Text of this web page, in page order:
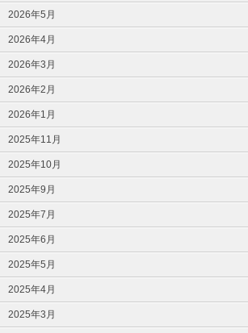
2026年5月
2026年4月
2026年3月
2026年2月
2026年1月
2025年11月
2025年10月
2025年9月
2025年7月
2025年6月
2025年5月
2025年4月
2025年3月